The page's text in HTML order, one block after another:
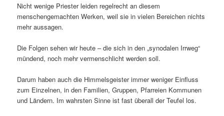
Nicht wenige Priester leiden regelrecht an diesem
menschengemachten Werken, weil sie in vielen Bereichen nichts
mehr aussagen.
Die Folgen sehen wir heute – die sich in den „synodalen Irrweg“
mündend, noch mehr vermenschlicht werden soll.
Darum haben auch die Himmelsgeister immer weniger Einfluss
zum Einzelnen, in den Familien, Gruppen, Pfarreien Kommunen
und Ländern. Im wahrsten Sinne ist fast überall der Teufel los.